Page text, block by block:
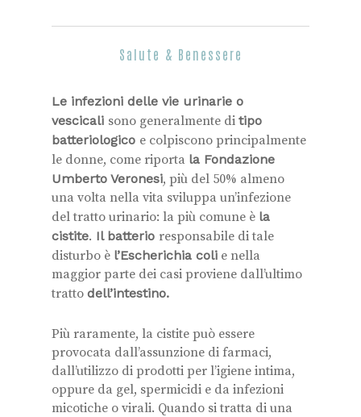
Salute & Benessere
Le infezioni delle vie urinarie o
vescicali sono generalmente di tipo
batteriologico e colpiscono principalmente
le donne, come riporta la Fondazione
Umberto Veronesi, più del 50% almeno
una volta nella vita sviluppa un’infezione
del tratto urinario: la più comune è la
cistite. Il batterio responsabile di tale
disturbo è l’Escherichia coli e nella
maggior parte dei casi proviene dall’ultimo
tratto dell’intestino.
Più raramente, la cistite può essere
provocata dall’assunzione di farmaci,
dall’utilizzo di prodotti per l’igiene intima,
oppure da gel, spermicidi e da infezioni
micotiche o virali. Quando si tratta di una